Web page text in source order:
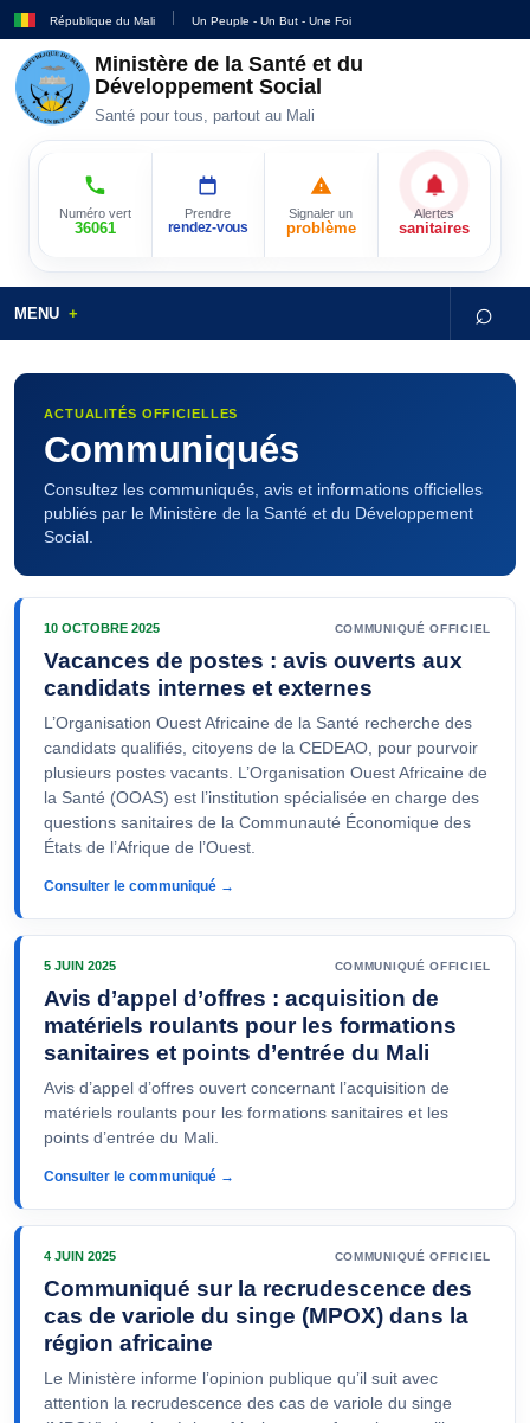
République du Mali Un Peuple - Un But - Une Foi
Ministère de la Santé et du
Développement Social
Santé pour tous, partout au Mali
Numéro vert
36061
Prendre
rendez-vous
Signaler un
problème
Alertes
sanitaires
MENU ⌕
ACTUALITÉS OFFICIELLES
Communiqués
Consultez les communiqués, avis et informations officielles
publiés par le Ministère de la Santé et du Développement
Social.
10 OCTOBRE 2025 COMMUNIQUÉ OFFICIEL
Vacances de postes : avis ouverts aux
candidats internes et externes
L’Organisation Ouest Africaine de la Santé recherche des
candidats qualifiés, citoyens de la CEDEAO, pour pourvoir
plusieurs postes vacants. L’Organisation Ouest Africaine de
la Santé (OOAS) est l’institution spécialisée en charge des
questions sanitaires de la Communauté Économique des
États de l’Afrique de l’Ouest.
Consulter le communiqué →
5 JUIN 2025 COMMUNIQUÉ OFFICIEL
Avis d’appel d’offres : acquisition de
matériels roulants pour les formations
sanitaires et points d’entrée du Mali
Avis d’appel d’offres ouvert concernant l’acquisition de
matériels roulants pour les formations sanitaires et les
points d’entrée du Mali.
Consulter le communiqué →
4 JUIN 2025 COMMUNIQUÉ OFFICIEL
Communiqué sur la recrudescence des
cas de variole du singe (MPOX) dans la
région africaine
Le Ministère informe l’opinion publique qu’il suit avec
attention la recrudescence des cas de variole du singe